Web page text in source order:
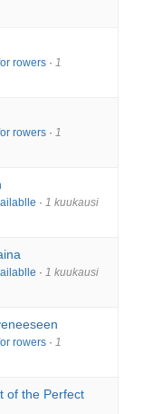
rowers· 1
rowers· 1
· 1 kuukausi
· 1 kuukausi
rowers· 1
of the Perfect